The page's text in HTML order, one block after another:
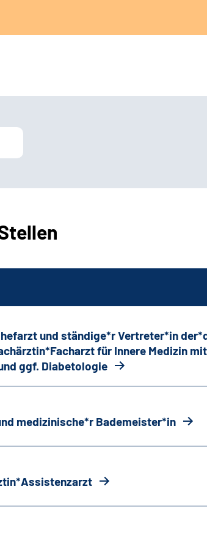
und ständige*r Vertreter*in
für Innere Medizin
ggf. Diabetologie
medizinische*r Bademeister*in